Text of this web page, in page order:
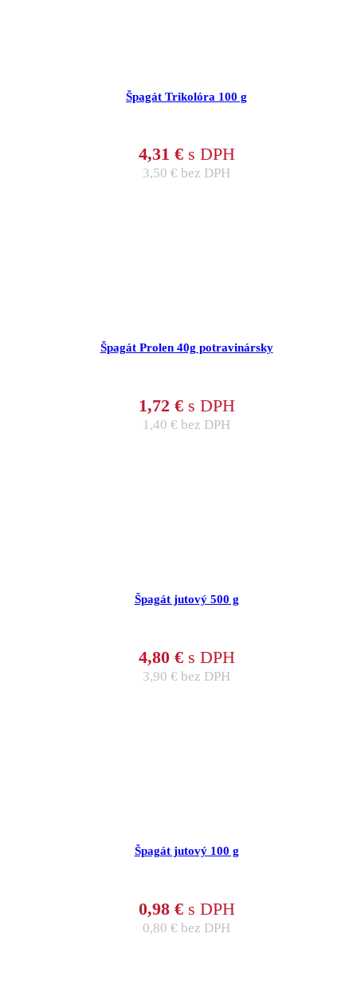
Špagát Trikolóra 100 g
4,31 €s DPH
3,50 € bez DPH
Špagát Prolen 40g potravinársky
1,72 €s DPH
1,40 € bez DPH
Špagát jutový 500 g
4,80 €s DPH
3,90 € bez DPH
Špagát jutový 100 g
0,98 €s DPH
0,80 € bez DPH